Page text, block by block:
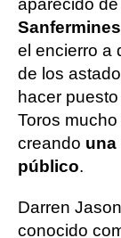
aparecido
Sanfermines
el encierro a
de los
hacer
Toros
creando una
público.
Darren
conocido